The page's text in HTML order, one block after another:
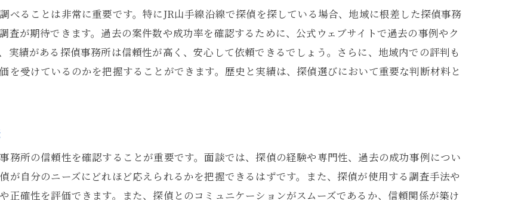
探偵事務所の専門分野や得意分野を比較する
各事務所のサービス内容と価格の比較
探偵事務所の評価やレビューの比較
初回相談や面談の対応を比較する
契約書の細かい部分を確認する重要性
初回相談での対応から信頼性を見極める方法
べることは非常に重要です。特にJR山手線沿線で探偵を探している場合、地域に根差した探偵事務
査が期待できます。過去の案件数や成功率を確認するために、公式ウェブサイトで過去の事例やク
実績がある探偵事務所は信頼性が高く、安心して依頼できるでしょう。さらに、地域内での評判も
を受けているのかを把握することができます。歴史と実績は、探偵選びにおいて重要な判断材料と
務所の信頼性を確認することが重要です。面談では、探偵の経験や専門性、過去の成功事例につい
が自分のニーズにどれほど応えられるかを把握できるはずです。また、探偵が使用する調査手法や
正確性を評価できます。また、探偵とのコミュニケーションがスムーズであるか、信頼関係が築け